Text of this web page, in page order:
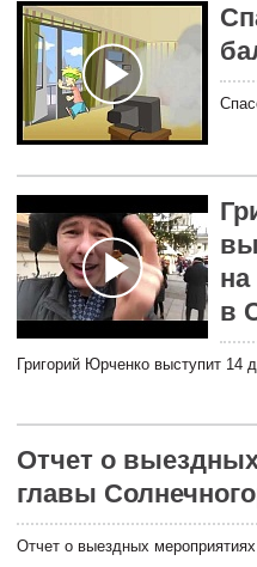
в
Григорий Юрченко выступит 14
Отчет о
главы
Отчет о выездных